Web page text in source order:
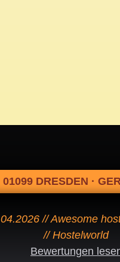
DRESDEN ·
// Awesome
// Hostelworld
Bewertungen